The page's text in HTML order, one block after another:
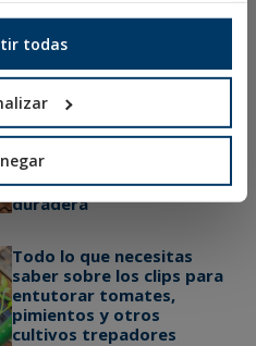
todas
de los alimentos.
Cómo evitar filtraciones
en instalaciones
fotovoltaicas: claves
para garantizar una
cubierta estanca y
duradera
Todo lo que necesitas
saber sobre los clips para
entutorar tomates,
pimientos y otros
cultivos trepadores